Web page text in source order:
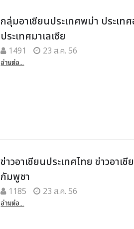
กลุ่มอาเซียนประเทศพม่า ประเท
ประเทศมาเลเซีย
1491 23 ส.ค. 56
อ่านต่อ...
ข่าวอาเซียนประเทศไทย ข่าวอาเ
กัมพูชา
1185 23 ส.ค. 56
อ่านต่อ...